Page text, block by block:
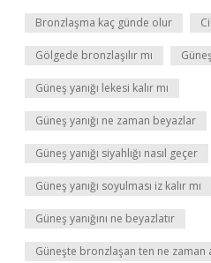
Bronzlaşma kaç günde olur
Gölgede bronzlaşılır mı
Güneş yanığı lekesi kalır mı
Güneş yanığı ne zaman beyazlar
Güneş yanığı siyahlığı nasıl geçer
Güneş yanığı soyulması iz kalır mı
Güneş yanığını ne beyazlatır
Güneşte bronzlaşan ten ne zaman